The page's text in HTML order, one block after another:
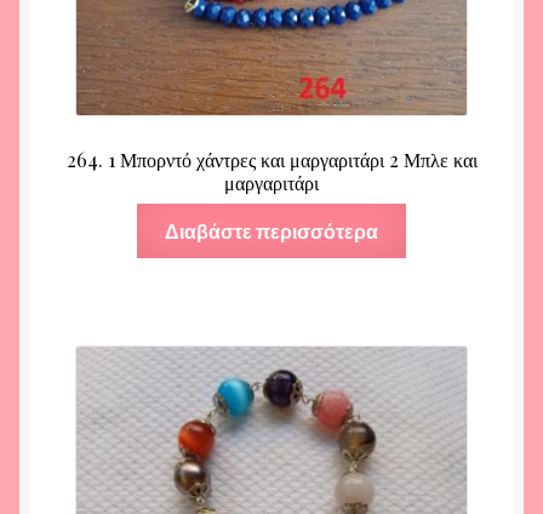
264. 1 Μπορντό χάντρες και μαργαριτάρι 2 Μπλε και
μαργαριτάρι
Διαβάστε περισσότερα